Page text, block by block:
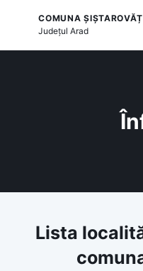
COMUNA ȘIȘTAROVĂȚ
JudețulArad
Lista